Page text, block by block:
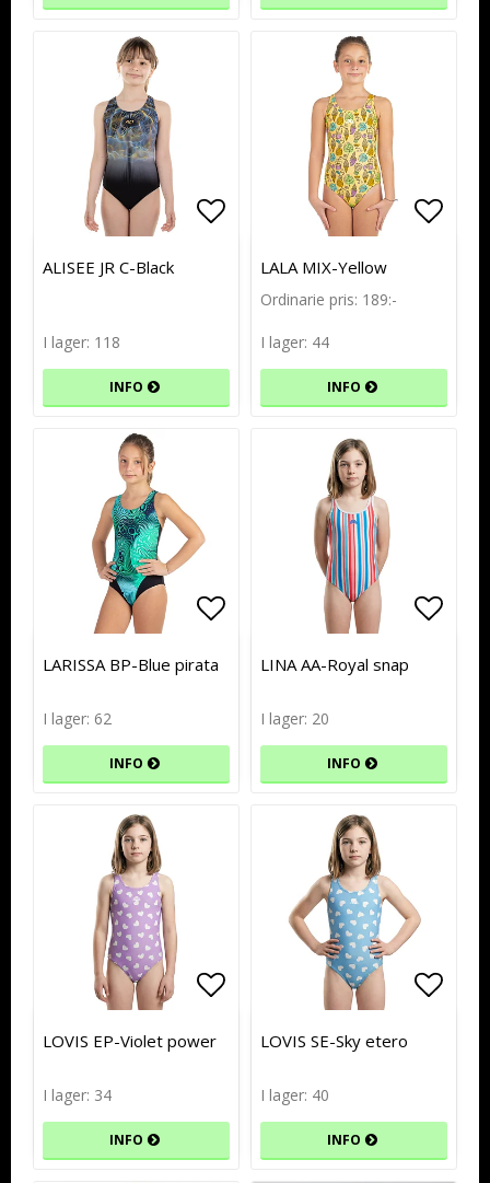
Lägg till i favoritlistan
Lägg till i favoritlistan
ALISEE JR C-Black
I lager: 118
INFO
LALA MIX-Yellow
Ordinarie pris: 189:-
I lager: 44
INFO
Lägg till i favoritlistan
Lägg till i favoritlistan
LARISSA BP-Blue pirata
I lager: 62
INFO
LINA AA-Royal snap
I lager: 20
INFO
Lägg till i favoritlistan
Lägg till i favoritlistan
LOVIS EP-Violet power
I lager: 34
INFO
LOVIS SE-Sky etero
I lager: 40
INFO